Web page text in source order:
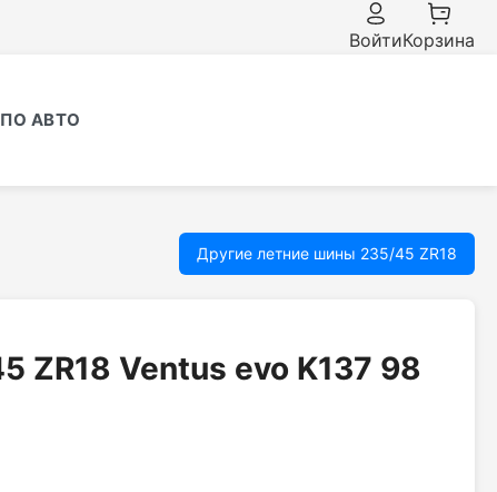
ВойтиКорзина
АВТО
Другие летние шины 235/45 ZR18
ZR18 Ventus evo K137 98